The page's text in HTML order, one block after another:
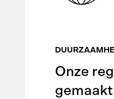
Onze